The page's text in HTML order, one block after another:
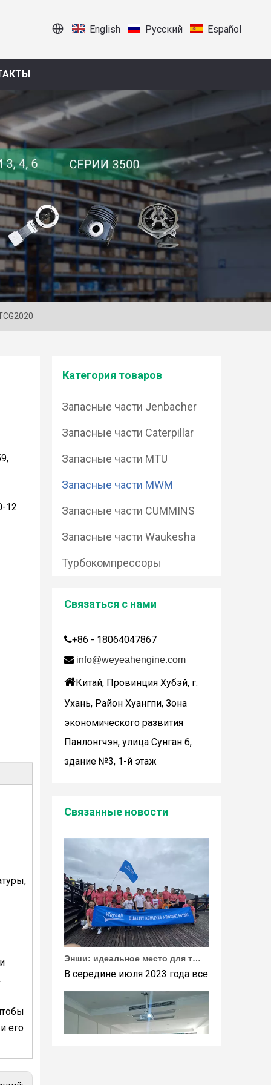
English Pусский Español
12.
его
Категория товаров
Запасные части Jenbacher
Запасные части Caterpillar
Запасные части MTU
Запасные части MWM
Запасные части CUMMINS
Запасные части Waukesha
Турбокомпрессоры
Связаться с нами
+86 - 18064047867
 info@weyeahengine.com
Китай, Провинция Хубэй, г.
Ухань, Район Хуангпи, Зона
экономического развития
Панлонгчэн, улица Сунган 6,
здание №3, 1-й этаж
Связанные новости
Дженбахер забрал 200673
WY200673
Wuhan Weyeah сообщает о поступлении
Энши: идеальное место для тимбилдинга Weyeah
В середине июля 2023 года все